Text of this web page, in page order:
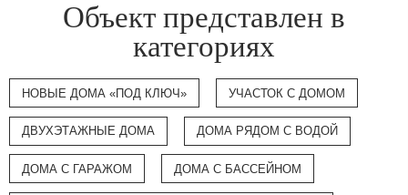
Объект представлен в
категориях
НОВЫЕ ДОМА «ПОД КЛЮЧ» УЧАСТОК С ДОМОМ
ДВУХЭТАЖНЫЕ ДОМА ДОМА РЯДОМ С ВОДОЙ
ДОМА С ГАРАЖОМ ДОМА С БАССЕЙНОМ